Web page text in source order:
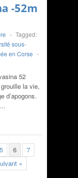
-52m
- Tagged:
sous-
en Corse -
52
la vie,
d’apogons.
5 6
7
»